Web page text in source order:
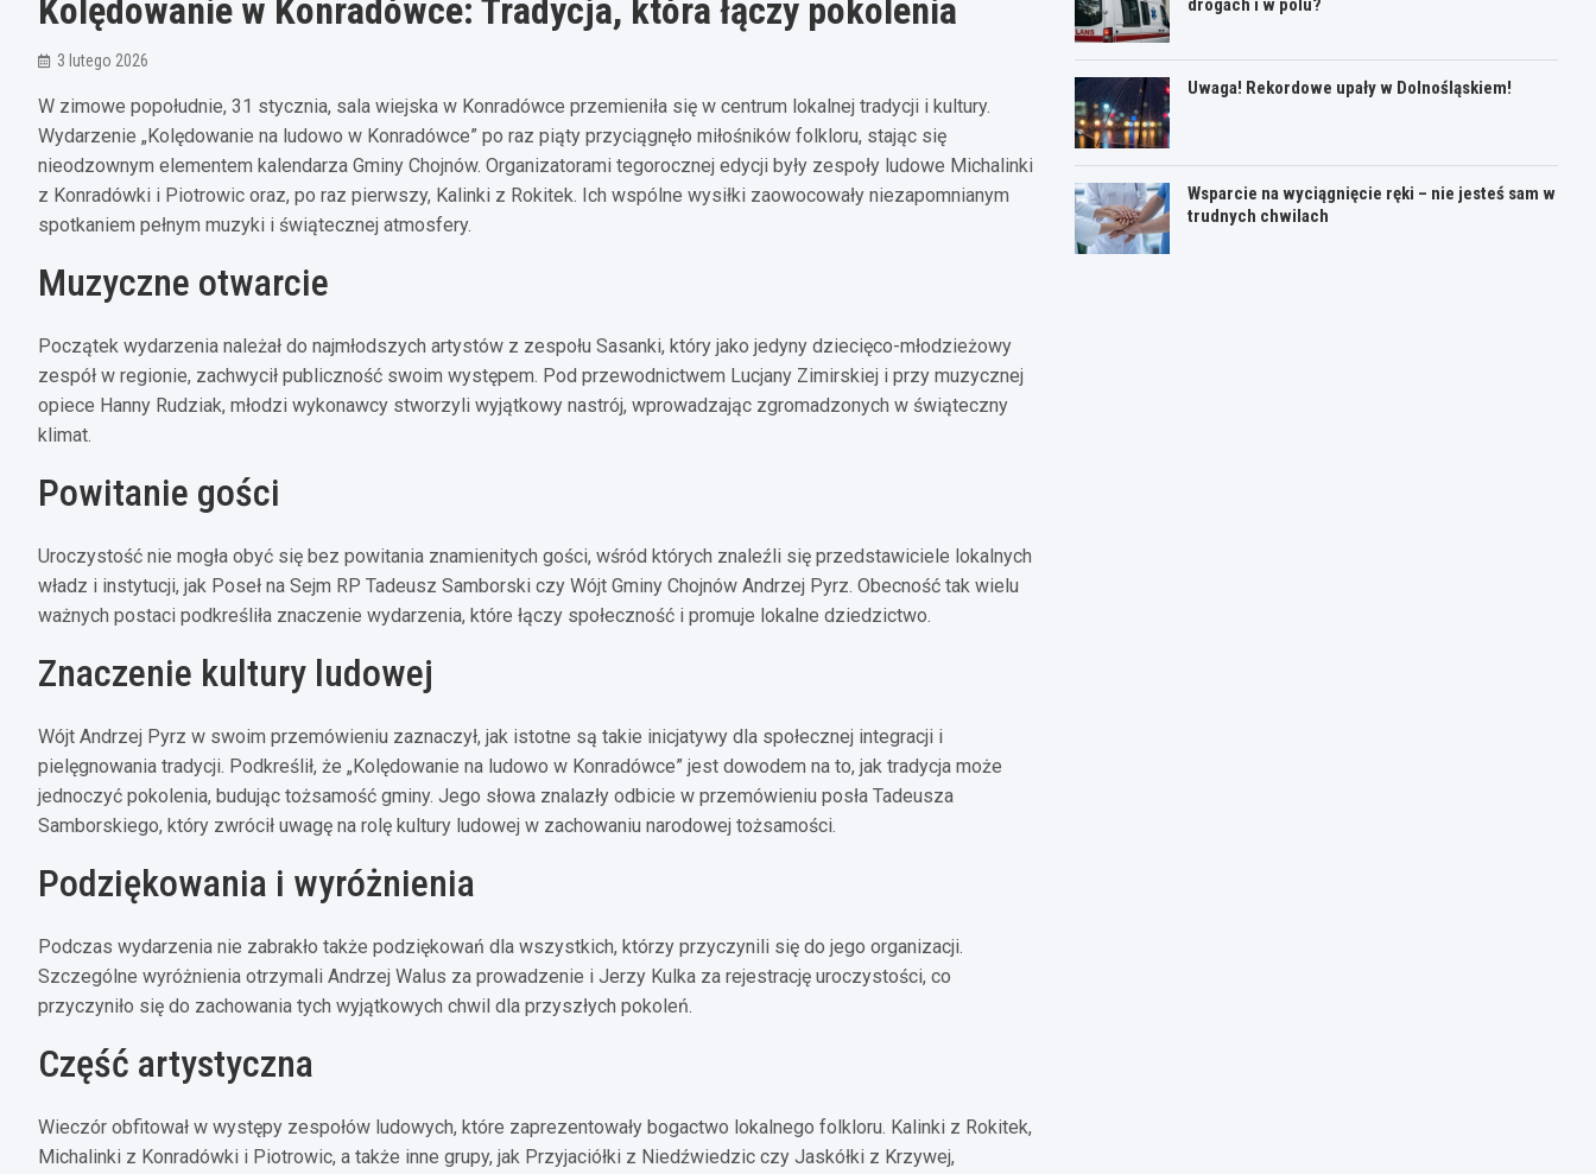
Kolędowanie w Konradówce: Tradycja, która łączy pokolenia
3 lutego 2026
W zimowe popołudnie, 31 stycznia, sala wiejska w Konradówce przemieniła się w centrum lokalnej tradycji i kultury.
Wydarzenie „Kolędowanie na ludowo w Konradówce” po raz piąty przyciągnęło miłośników folkloru, stając się
nieodzownym elementem kalendarza Gminy Chojnów. Organizatorami tegorocznej edycji były zespoły ludowe Michalinki
z Konradówki i Piotrowic oraz, po raz pierwszy, Kalinki z Rokitek. Ich wspólne wysiłki zaowocowały niezapomnianym
spotkaniem pełnym muzyki i świątecznej atmosfery.
Muzyczne otwarcie
Początek wydarzenia należał do najmłodszych artystów z zespołu Sasanki, który jako jedyny dziecięco-młodzieżowy
zespół w regionie, zachwycił publiczność swoim występem. Pod przewodnictwem Lucjany Zimirskiej i przy muzycznej
opiece Hanny Rudziak, młodzi wykonawcy stworzyli wyjątkowy nastrój, wprowadzając zgromadzonych w świąteczny
klimat.
Powitanie gości
Uroczystość nie mogła obyć się bez powitania znamienitych gości, wśród których znaleźli się przedstawiciele lokalnych
władz i instytucji, jak Poseł na Sejm RP Tadeusz Samborski czy Wójt Gminy Chojnów Andrzej Pyrz. Obecność tak wielu
ważnych postaci podkreśliła znaczenie wydarzenia, które łączy społeczność i promuje lokalne dziedzictwo.
Znaczenie kultury ludowej
Wójt Andrzej Pyrz w swoim przemówieniu zaznaczył, jak istotne są takie inicjatywy dla społecznej integracji i
pielęgnowania tradycji. Podkreślił, że „Kolędowanie na ludowo w Konradówce” jest dowodem na to, jak tradycja może
jednoczyć pokolenia, budując tożsamość gminy. Jego słowa znalazły odbicie w przemówieniu posła Tadeusza
Samborskiego, który zwrócił uwagę na rolę kultury ludowej w zachowaniu narodowej tożsamości.
Podziękowania i wyróżnienia
Podczas wydarzenia nie zabrakło także podziękowań dla wszystkich, którzy przyczynili się do jego organizacji.
Szczególne wyróżnienia otrzymali Andrzej Walus za prowadzenie i Jerzy Kulka za rejestrację uroczystości, co
przyczyniło się do zachowania tych wyjątkowych chwil dla przyszłych pokoleń.
Część artystyczna
Wieczór obfitował w występy zespołów ludowych, które zaprezentowały bogactwo lokalnego folkloru. Kalinki z Rokitek,
Michalinki z Konradówki i Piotrowic, a także inne grupy, jak Przyjaciółki z Niedźwiedzic czy Jaskółki z Krzywej,
drogach i w polu?
Uwaga! Rekordowe upały w Dolnośląskiem!
Wsparcie na wyciągnięcie ręki – nie jesteś sam w
trudnych chwilach